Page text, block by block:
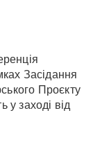
Засідання
Проєкту
у заході від